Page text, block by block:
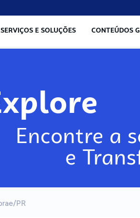
SERVIÇOS E SOLUÇÕES CONTEÚDOS
Explore
Encontre a
e